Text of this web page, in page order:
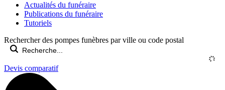
Actualités du funéraire
Publications du funéraire
Tutoriels
Rechercher des pompes funèbres par ville ou code postal
Devis comparatif